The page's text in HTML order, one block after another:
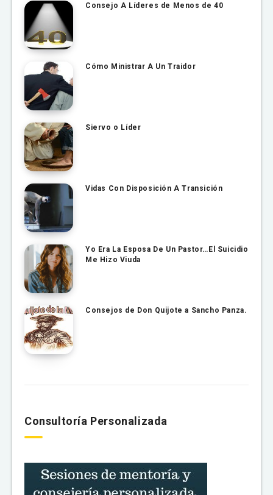
Consejo A Líderes de Menos de 40
Cómo Ministrar A Un Traidor
Siervo o Líder
Vidas Con Disposición A Transición
Yo Era La Esposa De Un Pastor…El Suicidio
Me Hizo Viuda
Consejos de Don Quijote a Sancho Panza.
Consultoría Personalizada